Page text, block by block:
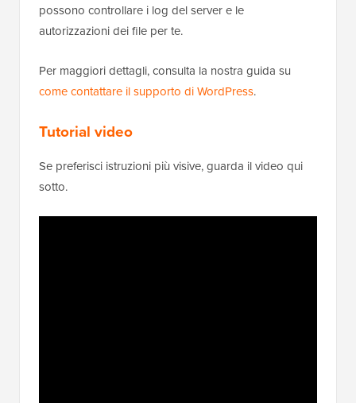
possono controllare i log del server e le
autorizzazioni dei file per te.
Per maggiori dettagli, consulta la nostra guida su
come contattare il supporto di WordPress.
Tutorial video
Se preferisci istruzioni più visive, guarda il video qui
sotto.